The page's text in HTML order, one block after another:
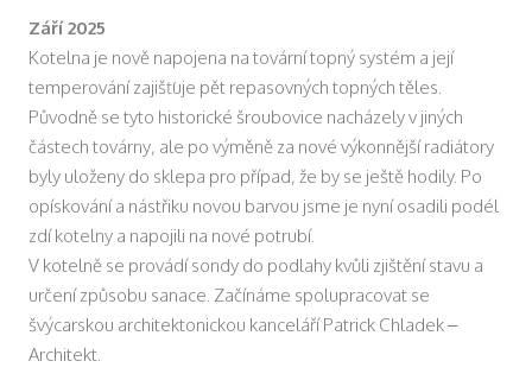
Září 2025
Kotelna je nově napojena na tovární topný systém a její
temperování zajišťuje pět repasovných topných těles.
Původně se tyto historické šroubovice nacházely v jiných
částech továrny, ale po výměně za nové výkonnější radiátory
byly uloženy do sklepa pro případ, že by se ještě hodily. Po
opískování a nástřiku novou barvou jsme je nyní osadili podél
zdí kotelny a napojili na nové potrubí.
V kotelně se provádí sondy do podlahy kvůli zjištění stavu a
určení způsobu sanace. Začínáme spolupracovat se
švýcarskou architektonickou kanceláří Patrick Chladek –
Architekt.